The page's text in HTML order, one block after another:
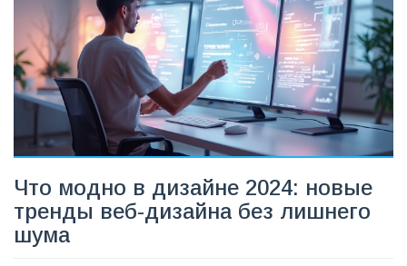
Что модно в дизайне 2024: новые
тренды веб-дизайна без лишнего
шума